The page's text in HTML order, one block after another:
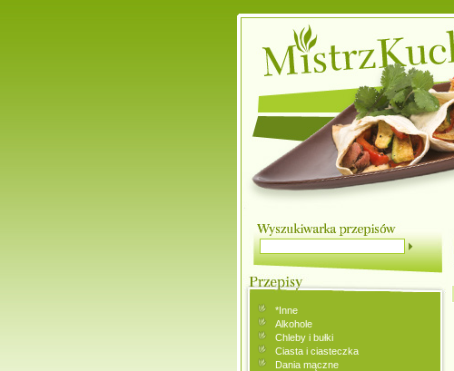
*Inne
Alkohole
Chleby i bułki
Ciasta i ciasteczka
Dania mączne